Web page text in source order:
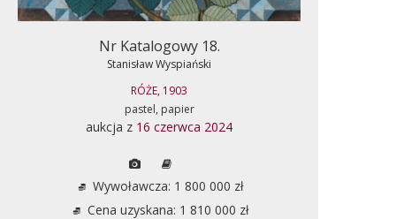
Nr Katalogowy 18.
Stanisław Wyspiański
RÓŻE, 1903
pastel, papier
aukcja z 16 czerwca 2024
Wywoławcza: 1 800 000 zł
Cena uzyskana: 1 810 000 zł